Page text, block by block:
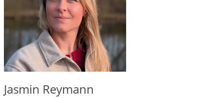
Jasmin Reymann